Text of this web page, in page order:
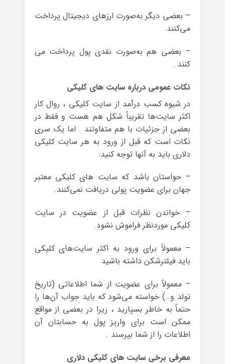
– بعضی دیگر به‌صورت ارزهای دیجیتال پرداخت
می‎‌کنند.
– بعضی هم به‌صورت نقدی پول پرداخت می
کنند .
نکات عمومی درباره سایت های کلیکی
در شیوه کسب درآمد از سایت کلیکی ، روال کار
اکثر سایت‌ها تقریباً شکل هم هست و فقط در
بعضی از جزئیات با هم متفاوتند . اما یک سری
نکات است که قبل از ورود به هر سایت کلیکی
دلاری باید به آنها توجه کنید:
– حواستان باشد که سایت های کلیکی معتبر
جهان برای عضویت پولی دریافت نمی‌کنند.
– خواندن نظرات قبل از عضویت در سایت
کلیکی موردنظر فراموش نشود.
– معمولاً برای ورود به اکثر سایت‌های کلیکی
باید فیلترشکن داشته باشید
– معمولاً برای عضویت از شما اطلاعاتی (تاریخ
تولد و…) خواسته می‌شود که باید جواب آن‌ها را
حتماً به خاطر بسپارید ، زیرا در بعضی از مواقع
ممکن است برای واریز پول به حسابتان آن
اطلاعات را از شما بپرسند .
معرفی برخی سایت های کلیکی دلاری